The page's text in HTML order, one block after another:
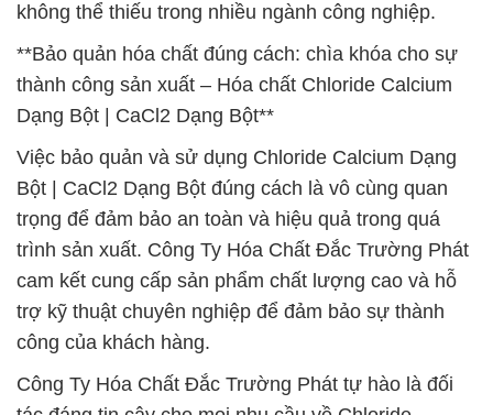
không thể thiếu trong nhiều ngành công nghiệp.
**Bảo quản hóa chất đúng cách: chìa khóa cho sự
thành công sản xuất – Hóa chất Chloride Calcium
Dạng Bột | CaCl2 Dạng Bột**
Việc bảo quản và sử dụng Chloride Calcium Dạng
Bột | CaCl2 Dạng Bột đúng cách là vô cùng quan
trọng để đảm bảo an toàn và hiệu quả trong quá
trình sản xuất. Công Ty Hóa Chất Đắc Trường Phát
cam kết cung cấp sản phẩm chất lượng cao và hỗ
trợ kỹ thuật chuyên nghiệp để đảm bảo sự thành
công của khách hàng.
Công Ty Hóa Chất Đắc Trường Phát tự hào là đối